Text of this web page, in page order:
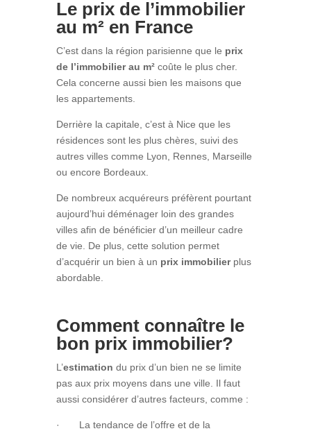
Le prix de l’immobilier
au m² en France
C’est dans la région parisienne que le prix
de l’immobilier au m² coûte le plus cher.
Cela concerne aussi bien les maisons que
les appartements.
Derrière la capitale, c’est à Nice que les
résidences sont les plus chères, suivi des
autres villes comme Lyon, Rennes, Marseille
ou encore Bordeaux.
De nombreux acquéreurs préfèrent pourtant
aujourd’hui déménager loin des grandes
villes afin de bénéficier d’un meilleur cadre
de vie. De plus, cette solution permet
d’acquérir un bien à un prix immobilier plus
abordable.
Comment connaître le
bon prix immobilier?
L’estimation du prix d’un bien ne se limite
pas aux prix moyens dans une ville. Il faut
aussi considérer d’autres facteurs, comme :
· La tendance de l’offre et de la